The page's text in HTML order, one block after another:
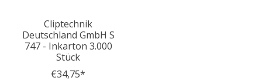
Cliptechnik
Deutschland GmbH S
747 - Inkarton 3.000
Stück
€34,75*